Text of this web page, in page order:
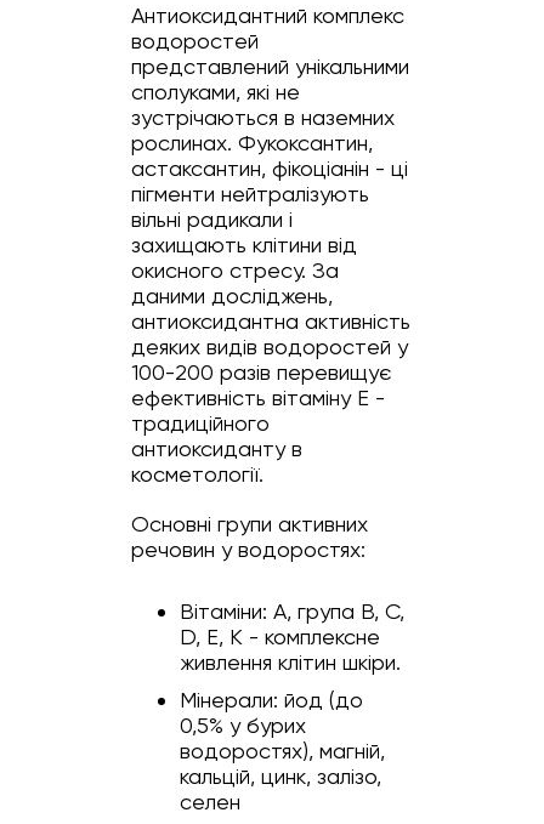
Антиоксидантний комплекс
водоростей
представлений унікальними
сполуками, які не
зустрічаються в наземних
рослинах. Фукоксантин,
астаксантин, фікоціанін - ці
пігменти нейтралізують
вільні радикали і
захищають клітини від
окисного стресу. За
даними досліджень,
антиоксидантна активність
деяких видів водоростей у
100-200 разів перевищує
ефективність вітаміну E -
традиційного
антиоксиданту в
косметології.
Основні групи активних
речовин у водоростях:
Вітаміни: A, група B, C,
D, E, K - комплексне
живлення клітин шкіри.
Мінерали: йод (до
0,5% у бурих
водоростях), магній,
кальцій, цинк, залізо,
селен